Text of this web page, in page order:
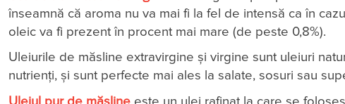
înseamnă că aroma nu va mai fi la fel de intensă ca în
oleic va fi prezent în procent mai mare (de peste 0,8%).
Uleiurile de măsline extravirgine și virgine sunt uleiuri
nutrienți, și sunt perfecte mai ales la salate, sosuri sau